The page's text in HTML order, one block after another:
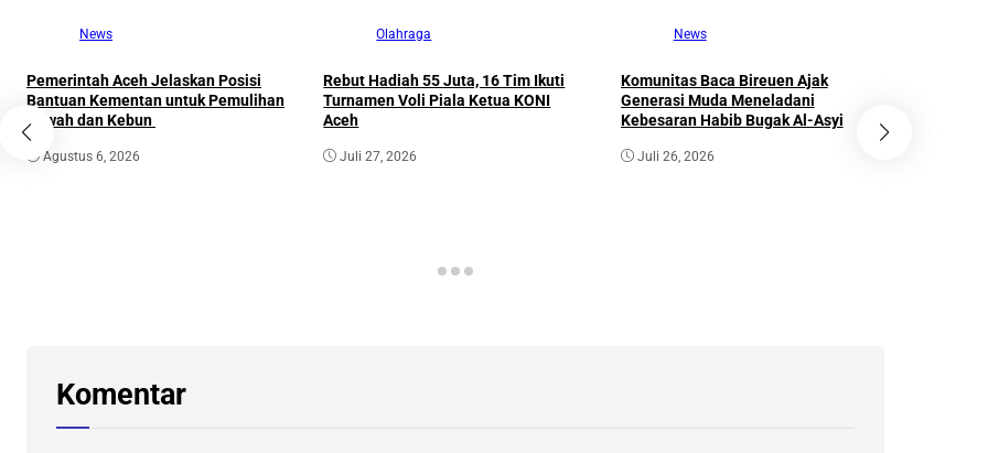
News
Pemerintah Aceh Jelaskan Posisi
Bantuan Kementan untuk Pemulihan
Sawah dan Kebun
Agustus 6, 2026
Olahraga
Rebut Hadiah 55 Juta, 16 Tim Ikuti
Turnamen Voli Piala Ketua KONI
Aceh
Juli 27, 2026
News
Komunitas Baca Bireuen Ajak
Generasi Muda Meneladani
Kebesaran Habib Bugak Al-Asyi
Juli 26, 2026
Polemik
Komentar